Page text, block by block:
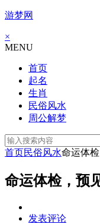
游梦网
×
MENU
首页
起名
生肖
民俗风水
周公解梦
首页民俗风水命运体
命运体检，预
发表评论